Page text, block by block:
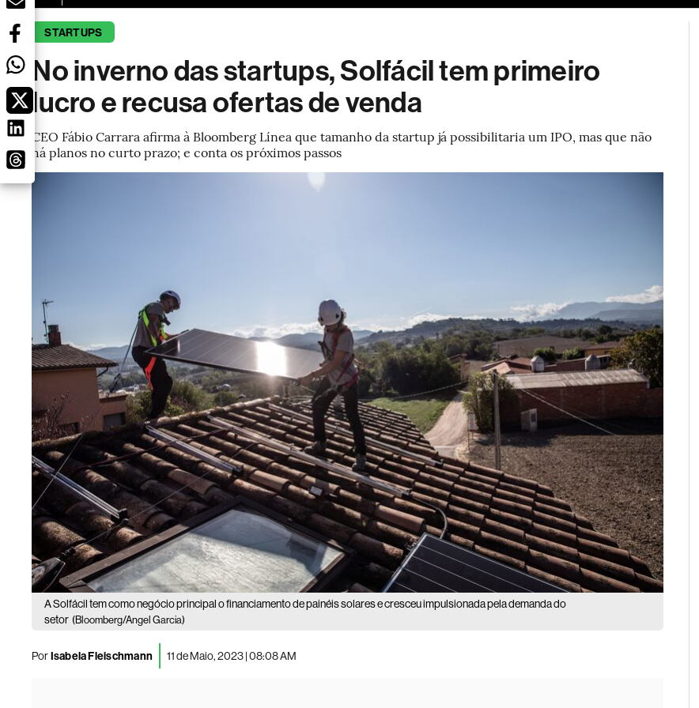
STARTUPS
No inverno das startups, Solfácil tem primeiro
lucro e recusa ofertas de venda
CEO Fábio Carrara afirma à Bloomberg Línea que tamanho da startup já possibilitaria um IPO, mas que não
há planos no curto prazo; e conta os próximos passos
A Solfácil tem como negócio principal o financiamento de painéis solares e cresceu impulsionada pela demanda do
setor (Bloomberg/Angel Garcia)
PorIsabela Fleischmann 11 de Maio, 2023 | 08:08 AM